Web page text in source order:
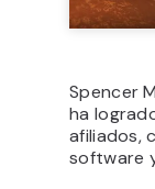
Spencer
ha
afiliados,
software